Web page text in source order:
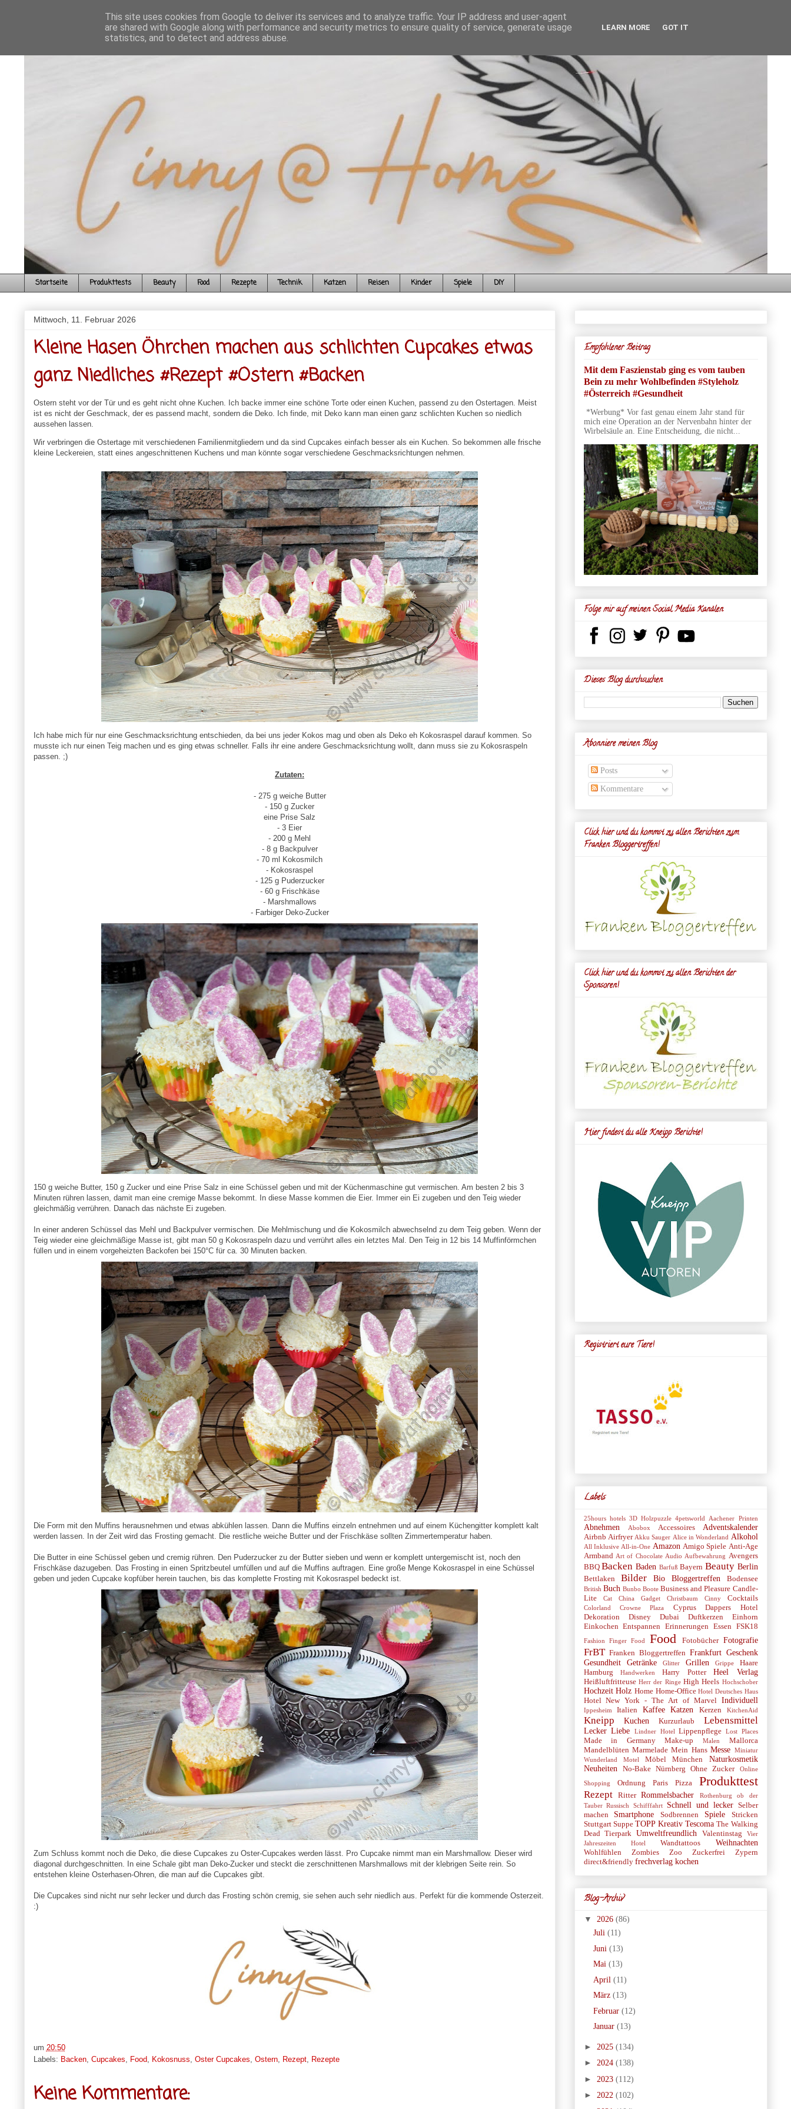
Startseite Produkttests Beauty Food Rezepte Technik Katzen Reisen Kinder Spiele DIY
Mittwoch, 11. Februar 2026
Kleine Hasen Öhrchen machen aus schlichten Cupcakes etwas
ganz Niedliches #Rezept #Ostern #Backen
Ostern steht vor der Tür und es geht nicht ohne Kuchen. Ich backe immer eine schöne Torte oder einen Kuchen, passend zu den Ostertagen. Meist
ist es nicht der Geschmack, der es passend macht, sondern die Deko. Ich finde, mit Deko kann man einen ganz schlichten Kuchen so niedlich
aussehen lassen.
Wir verbringen die Ostertage mit verschiedenen Familienmitgliedern und da sind Cupcakes einfach besser als ein Kuchen. So bekommen alle frische
kleine Leckereien, statt eines angeschnittenen Kuchens und man könnte sogar verschiedene Geschmacksrichtungen nehmen.
Ich habe mich für nur eine Geschmacksrichtung entschieden, da bei uns jeder Kokos mag und oben als Deko eh Kokosraspel darauf kommen. So
musste ich nur einen Teig machen und es ging etwas schneller. Falls ihr eine andere Geschmacksrichtung wollt, dann muss sie zu Kokosraspeln
passen. ;)
Zutaten:
- 275 g weiche Butter
- 150 g Zucker
eine Prise Salz
- 3 Eier
- 200 g Mehl
- 8 g Backpulver
- 70 ml Kokosmilch
- Kokosraspel
- 125 g Puderzucker
- 60 g Frischkäse
- Marshmallows
- Farbiger Deko-Zucker
150 g weiche Butter, 150 g Zucker und eine Prise Salz in eine Schüssel geben und mit der Küchenmaschine gut vermischen. Am besten 2 bis 3
Minuten rühren lassen, damit man eine cremige Masse bekommt. In diese Masse kommen die Eier. Immer ein Ei zugeben und den Teig wieder
gleichmäßig verrühren. Danach das nächste Ei zugeben.
In einer anderen Schüssel das Mehl und Backpulver vermischen. Die Mehlmischung und die Kokosmilch abwechselnd zu dem Teig geben. Wenn der
Teig wieder eine gleichmäßige Masse ist, gibt man 50 g Kokosraspeln dazu und verrührt alles ein letztes Mal. Den Teig in 12 bis 14 Muffinförmchen
füllen und in einem vorgeheizten Backofen bei 150°C für ca. 30 Minuten backen.
Die Form mit den Muffins herausnehmen und etwas abkühlen lassen. Dann die Muffins einzeln entnehmen und auf einem Küchengitter komplett kalt
werden lassen. In der Zeit wird das Frosting gemacht. Die restliche weiche Butter und der Frischkäse sollten Zimmertemperatur haben.
Die Butter in eine Schüssel geben und cremig rühren. Den Puderzucker zu der Butter sieben und wenn er komplett untergemischt ist, noch den
Frischkäse dazugeben. Das Frosting in einen Spritzbeutel umfüllen und auf die Muffins auftragen. Eine große Menge Kokosraspel in eine Schüssel
geben und jeden Cupcake kopfüber herein tauchen, bis das komplette Frosting mit Kokosraspel bedeckt ist.
Zum Schluss kommt noch die Deko, die diese Cupcakes zu Oster-Cupcakes werden lässt. Pro Cupcake nimmt man ein Marshmallow. Dieser wird
diagonal durchgeschnitten. In eine Schale gibt man Deko-Zucker und steckt die zerschnittenen Marshmallows mit der klebrigen Seite rein. So
entstehen kleine Osterhasen-Ohren, die man auf die Cupcakes gibt.
Die Cupcakes sind nicht nur sehr lecker und durch das Frosting schön cremig, sie sehen auch sehr niedlich aus. Perfekt für die kommende Osterzeit.
:)
um 20:50
Labels: Backen, Cupcakes Food Kokosnuss Oster Cupcakes Ostern, Rezept, Rezepte
Keine Kommentare:
Empfohlener Beitrag
Mit dem Faszienstab ging es vom tauben
Bein zu mehr Wohlbefinden #Styleholz
#Österreich #Gesundheit
*Werbung* Vor fast genau einem Jahr stand für
mich eine Operation an der Nervenbahn hinter der
Wirbelsäule an. Eine Entscheidung, die nicht...
Folge mir auf meinen Social Media Kanälen
Dieses Blog durchsuchen
Abonniere meinen Blog
Posts
Kommentare
Click hier und du kommst zu allen Berichten zum
Franken Bloggertreffen!
Click hier und du kommst zu allen Berichten der
Sponsoren!
Hier findest du alle Kneipp Berichte!
Registriert eure Tiere!
Labels
25hours hotels 3D Holzpuzzle 4petsworld Aachener Printen
Abnehmen Abobox Accessoires Adventskalender
Airbnb Airfryer Akku Sauger Alice in Wonderland Alkohol
All Inklusive All-in-One Amazon Amigo Spiele Anti-Age
Armband Art of Chocolate Audio Aufbewahrung Avengers
BBQ Backen Baden Barfuß Bayern Beauty Berlin
Bettlaken Bilder Bio Bloggertreffen Bodensee
British Buch Bunbo Boote Business and Pleasure Candle-
Lite
Cat China Gadget Christbaum Cinny Cocktails
Colorland Crowne Plaza Cyprus
Dappers Hotel
Dekoration
Disney Dubai Duftkerzen
Einhorn
Einkochen Entspannen Erinnerungen Essen FSK18
Fashion Finger Food Food Fotobücher Fotografie
FrBT Franken Bloggertreffen Frankfurt Geschenk
Gesundheit
Getränke Glitter Grillen Grippe
Haare
Hamburg
Handwerken Harry Potter Heel Verlag
Heißluftfritteuse Herr der Ringe High Heels Hochschober
Hochzeit Holz Home Home-Office Hotel Deutsches Haus
Hotel New York - The Art of Marvel Individuell
Ippesheim Italien Kaffee Katzen Kerzen KitchenAid
Kneipp Kuchen Kurzurlaub Lebensmittel
Lecker Liebe Lindner Hotel Lippenpflege Lost Places
Made in Germany Make-up Malen
Mallorca
Mandelblüten Marmelade Mein Hans Messe Miniatur
Wunderland
Motel Möbel München
Naturkosmetik
Neuheiten
No-Bake Nürnberg Ohne Zucker
Online
Shopping
Ordnung Paris Pizza Produkttest
Rezept Ritter Rommelsbacher
Rothenburg ob der
Tauber Russisch Schifffahrt Schnell und lecker Selber
machen
Smartphone Sodbrennen Spiele
Stricken
Stuttgart Suppe TOPP Kreativ Tescoma The Walking
Dead Tierpark Umweltfreundlich Valentinstag
Vier
Jahreszeiten Hotel
Wandtattoos Weihnachten
Wohlfühlen Zombies Zoo Zuckerfrei
Zypern
direct&friendly frechverlag kochen
Blog-Archiv
▼ 2026 (86)
Juli(11)
Juni(13)
Mai(13)
April(11)
März(13)
Februar(12)
Januar(13)
► 2025 (134)
► 2024 (138)
► 2023 (112)
► 2022 (102)
This site uses cookies from Google to deliver its services and to analyze traffic. Your IP address and user-agent
are shared with Google along with performance and security metrics to ensure quality of service, generate usage
statistics, and to detect and address abuse.
LEARN MORE GOT IT